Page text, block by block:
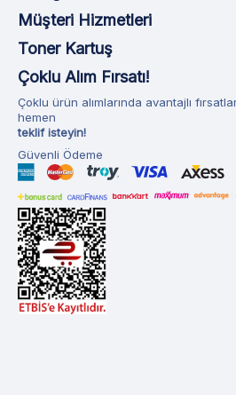
Müşteri Hizmetleri
Toner Kartuş
Çoklu Alım Fırsatı!
Çoklu ürün alımlarında avantajlı
hemen
teklif isteyin!
Güvenli Ödeme